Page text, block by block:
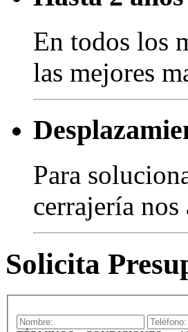
En todos los
las mejores
Para
cerrajería
Solicita